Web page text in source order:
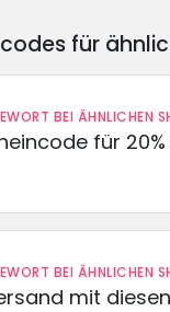
für
BEI ÄHNLICHEN
für
BEI ÄHNLICHEN
mit diesen